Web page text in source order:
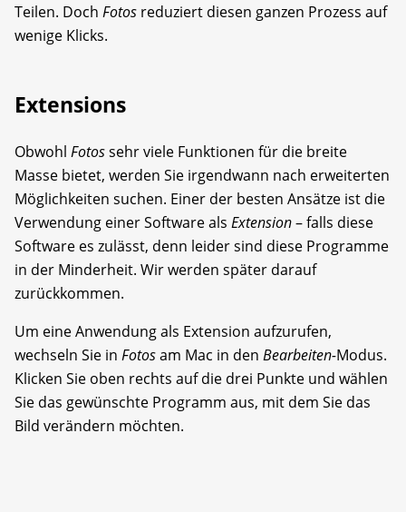
Teilen. Doch Fotos reduziert diesen ganzen Prozess auf
wenige Klicks.
Extensions
Obwohl Fotossehr viele Funktionen für die breite
Masse bietet, werden Sie irgendwann nach erweiterten
Möglichkeiten suchen. Einer der besten Ansätze ist die
Verwendung einer Software als Extension– falls diese
Software es zulässt, denn leider sind diese Programme
in der Minderheit. Wir werden später darauf
zurückkommen.
Um eine Anwendung als Extension aufzurufen,
wechseln Sie in Fotosam Mac in den Bearbeiten-Modus.
Klicken Sie oben rechts auf die drei Punkte und wählen
Sie das gewünschte Programm aus, mit dem Sie das
Bild verändern möchten.